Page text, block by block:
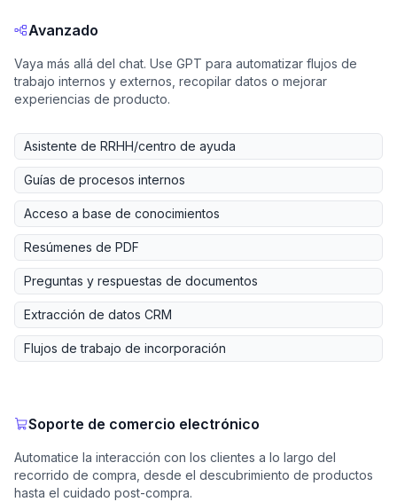
Avanzado
Vaya más allá del chat. Use GPT para automatizar flujos de
trabajo internos y externos, recopilar datos o mejorar
experiencias de producto.
Asistente de RRHH/centro de ayuda
Guías de procesos internos
Acceso a base de conocimientos
Resúmenes de PDF
Preguntas y respuestas de documentos
Extracción de datos CRM
Flujos de trabajo de incorporación
Soporte de comercio electrónico
Automatice la interacción con los clientes a lo largo del
recorrido de compra, desde el descubrimiento de productos
hasta el cuidado post-compra.